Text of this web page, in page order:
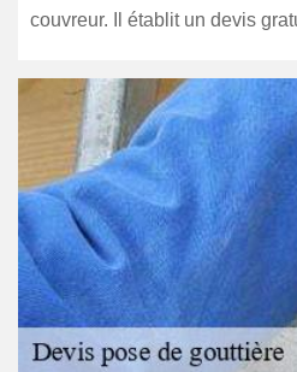
couvreur. Il établit un devis